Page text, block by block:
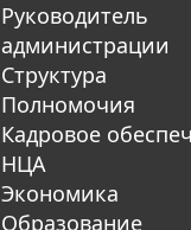
Руководитель
администрации
Структура
Полномочия
Кадровое
НЦА
Экономика
Образование